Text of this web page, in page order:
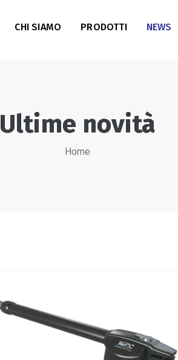
CHI SIAMO PRODOTTI NEWS
Ultime novità
Home